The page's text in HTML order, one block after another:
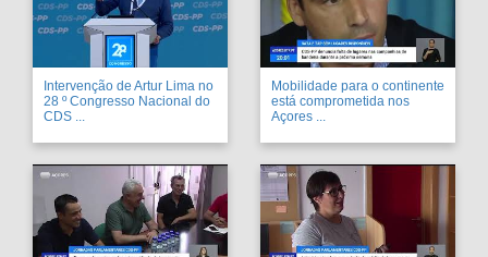
Intervenção de Artur Lima no
28 º Congresso Nacional do
CDS ...
Mobilidade para o continente
está comprometida nos
Açores ...